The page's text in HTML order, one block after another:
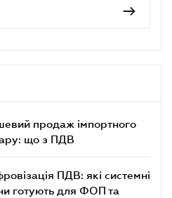
продаж імпортного
що з ПДВ
ПДВ: які системні
готують для ФОП та